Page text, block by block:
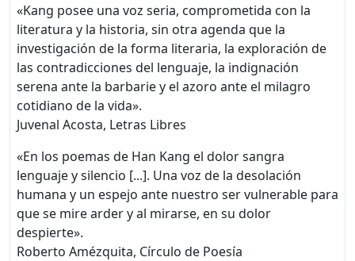
«Kang posee una voz seria, comprometida con la
literatura y la historia, sin otra agenda que la
investigación de la forma literaria, la exploración de
las contradicciones del lenguaje, la indignación
serena ante la barbarie y el azoro ante el milagro
cotidiano de la vida».
Juvenal Acosta, Letras Libres
«En los poemas de Han Kang el dolor sangra
lenguaje y silencio [...]. Una voz de la desolación
humana y un espejo ante nuestro ser vulnerable para
que se mire arder y al mirarse, en su dolor
despierte».
Roberto Amézquita, Círculo de Poesía